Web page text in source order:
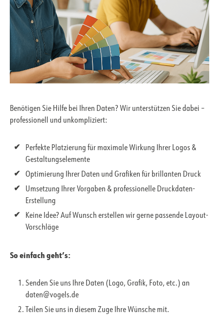
Benötigen Sie Hilfe bei Ihren Daten? Wir unterstützen Sie dabei –
professionell und unkompliziert:
Perfekte Platzierung für maximale Wirkung Ihrer Logos &
Gestaltungselemente
Optimierung Ihrer Daten und Grafiken für brillanten Druck
Umsetzung Ihrer Vorgaben & professionelle Druckdaten-
Erstellung
Keine Idee? Auf Wunsch erstellen wir gerne passende Layout-
Vorschläge
So einfach geht’s:
Senden Sie uns Ihre Daten (Logo, Grafik, Foto, etc.) an
daten@vogels.de
Teilen Sie uns in diesem Zuge Ihre Wünsche mit.